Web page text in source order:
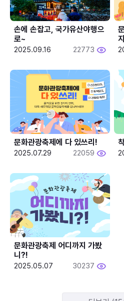
손에 손잡고, 국가유산야행으
로~
2025.09.16 22773
문화관광축제에 다 있쓰리!
2025.07.29 22059
문화관광축제 어디까지 가봤
니?!
2025.05.07 30237